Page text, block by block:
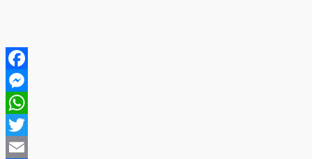
Facebook
Messenger
WhatsApp
Twitter